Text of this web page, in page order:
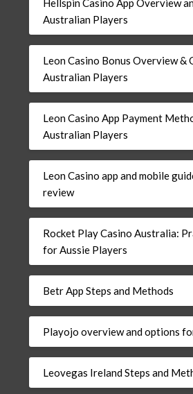
Hellspin Casino App Overview
Australian Players
Leon Casino Bonus Overview &
Australian Players
Leon Casino App Payment
Australian Players
Leon Casino app and mobile
review
Rocket Play Casino Australia:
for Aussie Players
Betr App Steps and Methods
Playojo overview and options
Leovegas Ireland Steps and